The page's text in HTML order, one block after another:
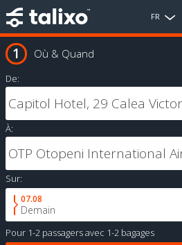
FR
Où & Quand
De:
À:
Sur:
07.08
Demain
Pour 1-2 passagersavec 1-2 bagages